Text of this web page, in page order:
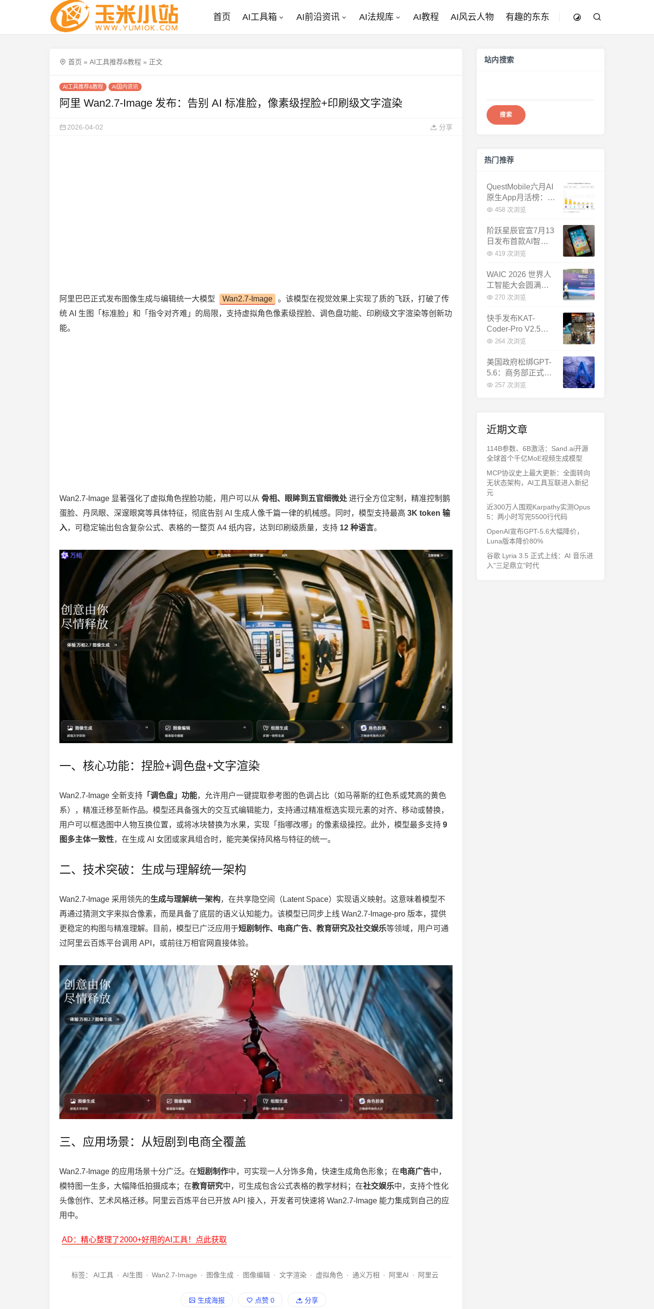
首页 AI工具箱 AI前沿资讯 AI法规库 AI教程 AI风云人物 有趣的东东
首页 » AI工具推荐&教程 » 正文
AI工具推荐&教程 AI国内资讯
阿里 Wan2.7-Image 发布：告别 AI 标准脸，像素级捏脸+印刷级文字渲染
2026-04-02 分享
阿里巴巴正式发布图像生成与编辑统一大模型 Wan2.7-Image
。该模型在视觉效果上实现了质的飞跃，打破了传
统 AI 生图「标准脸」和「指令对齐难」的局限，支持虚拟角色像素级捏脸、调色盘功能、印刷级文字渲染等创新功
能。
Wan2.7-Image 显著强化了虚拟角色捏脸功能，用户可以从 骨相、眼眸到五官细微处 进行全方位定制，精准控制鹅
蛋脸、丹凤眼、深邃眼窝等具体特征，彻底告别 AI 生成人像千篇一律的机械感。同时，模型支持最高 3K token 输
入，可稳定输出包含复杂公式、表格的一整页 A4 纸内容，达到印刷级质量，支持 12 种语言。
一、核心功能：捏脸+调色盘+文字渲染
Wan2.7-Image 全新支持 「调色盘」功能，允许用户一键提取参考图的色调占比（如马蒂斯的红色系或梵高的黄色
系），精准迁移至新作品。模型还具备强大的交互式编辑能力，支持通过精准框选实现元素的对齐、移动或替换，
用户可以框选图中人物互换位置，或将冰块替换为水果，实现「指哪改哪」的像素级操控。此外，模型最多支持 9
图多主体一致性，在生成 AI 女团或家具组合时，能完美保持风格与特征的统一。
二、技术突破：生成与理解统一架构
Wan2.7-Image 采用领先的生成与理解统一架构，在共享隐空间（Latent Space）实现语义映射。这意味着模型不
再通过猜测文字来拟合像素，而是具备了底层的语义认知能力。该模型已同步上线 Wan2.7-Image-pro 版本，提供
更稳定的构图与精准理解。目前，模型已广泛应用于短剧制作、电商广告、教育研究及社交娱乐等领域，用户可通
过阿里云百炼平台调用 API，或前往万相官网直接体验。
三、应用场景：从短剧到电商全覆盖
Wan2.7-Image 的应用场景十分广泛。在短剧制作中，可实现一人分饰多角，快速生成角色形象；在电商广告中，
模特图一生多，大幅降低拍摄成本；在教育研究中，可生成包含公式表格的教学材料；在社交娱乐中，支持个性化
头像创作、艺术风格迁移。阿里云百炼平台已开放 API 接入，开发者可快速将 Wan2.7-Image 能力集成到自己的应
用中。
AD：精心整理了2000+好用的AI工具！点此获取
标签： AI工具 · AI生图 · Wan2.7-Image · 图像生成 · 图像编辑 · 文字渲染 · 虚拟角色 · 通义万相 · 阿里AI · 阿里云
生成海报 点赞 0 分享
站内搜索
热门推荐
QuestMobile六月AI
原生App月活榜：豆
包3.8亿断层第一，
倍
458 次浏览
阶跃星辰官宣7月13
日发布首款AI智能
体终端：大模型公
419 次浏览
WAIC 2026 世界人
工智能大会圆满闭
幕：多项重磅成果
球AI合作新中心
270 次浏览
快手发布KAT-
Coder-Pro V2.5：
首个能端到端跑通
编程模型
264 次浏览
美国政府松绑GPT-
5.6：商务部正式放
行，OpenAI本周全
257 次浏览
近期文章
114B参数、6B激活：Sand.ai开源
全球首个千亿MoE视频生成模型
MCP协议史上最大更新：全面转向
无状态架构，AI工具互联进入新纪
元
近300万人围观Karpathy实测Opus
5：两小时写完5500行代码
OpenAI宣布GPT-5.6大幅降价，
Luna版本降价80%
谷歌 Lyria 3.5 正式上线：AI 音乐进
入"三足鼎立"时代